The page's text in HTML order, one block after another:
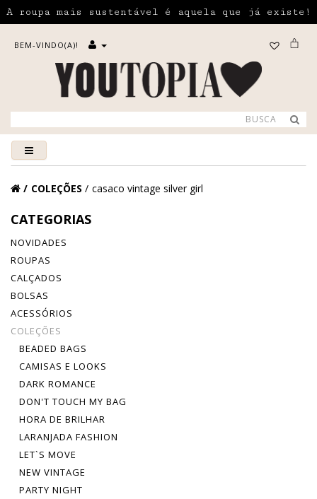
A roupa mais sustentável é aquela que já existe!
BEM-VINDO(A)!
COLEÇÕES casaco vintage silver girl
CATEGORIAS
NOVIDADES
ROUPAS
CALÇADOS
BOLSAS
ACESSÓRIOS
COLEÇÕES
BEADED BAGS
CAMISAS E LOOKS
DARK ROMANCE
DON'T TOUCH MY BAG
HORA DE BRILHAR
LARANJADA FASHION
LET`S MOVE
NEW VINTAGE
PARTY NIGHT